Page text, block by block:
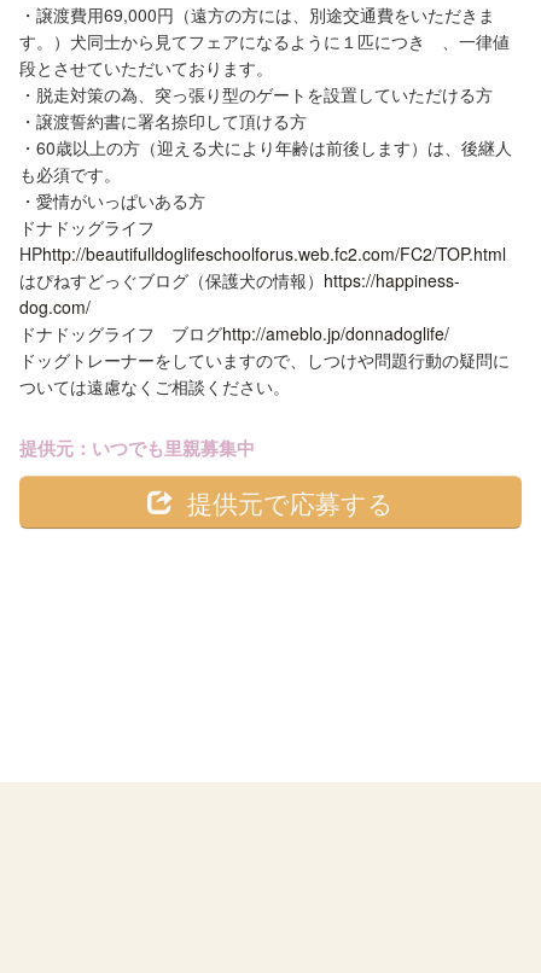
・譲渡費用69,000円（遠方の方には、別途交通費をいただきま
す。）犬同士から見てフェアになるように１匹につき 、一律値
段とさせていただいております。
・脱走対策の為、突っ張り型のゲートを設置していただける方
・譲渡誓約書に署名捺印して頂ける方
・60歳以上の方（迎える犬により年齢は前後します）は、後継人
も必須です。
・愛情がいっぱいある方
ドナドッグライフ
HPhttp://beautifulldoglifeschoolforus.web.fc2.com/FC2/TOP.html
はぴねすどっぐブログ（保護犬の情報） https://happiness-
dog.com/
ドナドッグライフ ブログhttp://ameblo.jp/donnadoglife/
ドッグトレーナーをしていますので、しつけや問題行動の疑問に
ついては遠慮なくご相談ください。
提供元：いつでも里親募集中
提供元で応募する